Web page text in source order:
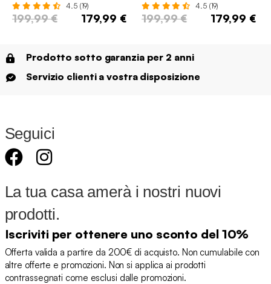
4.5 (19)
199,99 € 179,99 €
4.5 (19)
199,99 € 179,99 €
Prodotto sotto garanzia per 2 anni
Servizio clienti a vostra disposizione
Seguici
La tua casa amerà i nostri nuovi
prodotti.
Iscriviti per ottenere uno sconto del 10%
Offerta valida a partire da 200€ di acquisto. Non cumulabile con
altre offerte e promozioni. Non si applica ai prodotti
contrassegnati come esclusi dalle promozioni.